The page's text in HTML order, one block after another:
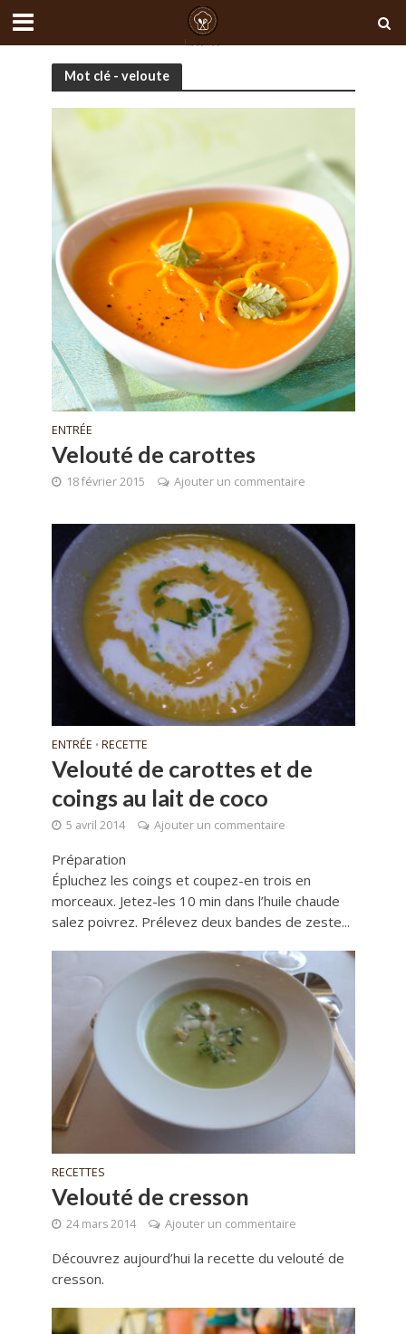
Mot clé - veloute
ENTRÉE
Velouté de carottes
18 février 2015 Ajouter un commentaire
ENTRÉE • RECETTE
Velouté de carottes et de
coings au lait de coco
5 avril 2014 Ajouter un commentaire
Préparation
Épluchez les coings et coupez-en trois en
morceaux. Jetez-les 10 min dans l’huile chaude
salez poivrez. Prélevez deux bandes de zeste...
RECETTES
Velouté de cresson
24 mars 2014 Ajouter un commentaire
Découvrez aujourd’hui la recette du velouté de
cresson.